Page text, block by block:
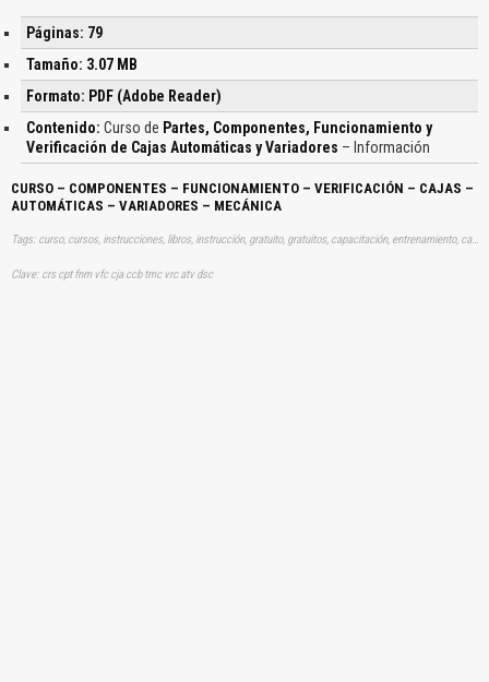
Páginas: 79
Tamaño: 3.07 MB
Formato: PDF (Adobe Reader)
Contenido: Curso de Partes, Componentes, Funcionamiento y
Verificación de Cajas Automáticas y Variadores – Información
CURSO – COMPONENTES – FUNCIONAMIENTO – VERIFICACIÓN – CAJAS –
AUTOMÁTICAS – VARIADORES – MECÁNICA
Tags: curso, cursos, instrucciones, libros, instrucción, gratuito, gratuitos, capacitación, entrenamiento, capacitaciones, información, datos, gratis, descargar, vehículo, vehículos, autos, auto, coche, coches, automóvil, automovil, automóviles, automoviles, funcionamientos, verificaciones, automaticas, automáticos, descargas, automotrices
Clave: crs cpt fnm vfc cja ccb tmc vrc atv dsc